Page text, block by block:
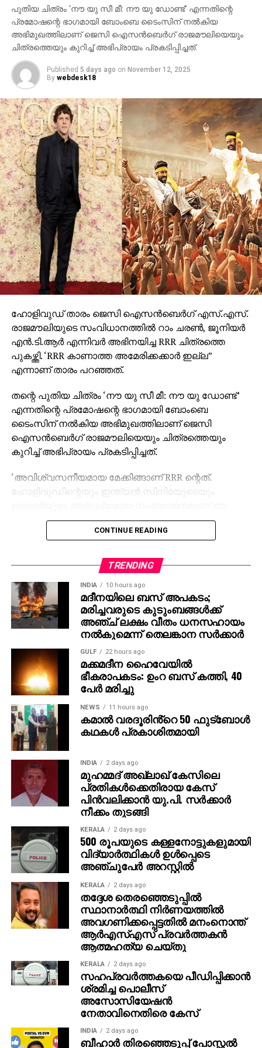
മണികര്‍ണികാ ഘട്ട് തുടങ്ങിയ ഭീമാകാര
ദൃശ്യവിശേഷങ്ങള്‍ അതിശയത്തോടെ
അവതരിപ്പിക്കുന്നു.
കയ്യില്‍ ത്രിശൂലം പിടിച്ച് കാളയുടെ പുറത്ത്
സവാരിയുമായി എത്തുന്ന രുദ്രയായി മഹേഷ്
ബാബുവിന്റെ എന്‍ട്രിയാണ് ട്രെയിലറിന്റെ ഹൈലൈറ്റ്.
അതേപോലെ, വേദിയിലേക്കും മഹേഷ് ബാബു
കാളപ്പുറത്ത് സവാരിയായി എത്തിയപ്പോള്‍ 60,000-
ത്തിലധികം പ്രേക്ഷകര്‍ കൈയ്യടി മുഴക്കി വരവേറ്റു.
ഐമാക്‌സ് ഫോര്‍മാറ്റിലാണ് ഈ ചിത്രം ഒരുക്കുന്നത്.
അതിനാല്‍ തന്നെ തിയേറ്ററുകളില്‍ അത്ഭുതകരമായ
കാഴ്ചാനുഭവം സമ്മാനിക്കുമെന്നുറപ്പ്. ബാഹുബലി,
ഞഞഞ എന്നിവയുടെ സംവിധായകന്‍ രാജമൗലിയുടെ
ഈ ബ്രഹ്‌മാണ്ഡ പ്രോജക്റ്റ് 2027-ല്‍
തിയേറ്ററുകളിലേക്ക് എത്തും.
പുതിയ ചിത്രം ‘നൗ യു സീ മീ: നൗ യു ഡോണ്ട്’ എന്നതിന്റെ
പ്രമോഷന്റെ ഭാഗമായി ബോംബെ ടൈംസിന് നല്‍കിയ
അഭിമുഖത്തിലാണ് ജെസി ഐസന്‍ബെര്‍ഗ് രാജമൗലിയെയും
ചിത്രത്തെയും കുറിച്ച് അഭിപ്രായം പ്രകടിപ്പിച്ചത്.
Published 5 days ago on November 12, 2025
By webdesk18
ഹോളിവുഡ് താരം ജെസി ഐസന്‍ബെര്‍ഗ് എസ്.എസ്.
രാജമൗലിയുടെ സംവിധാനത്തില്‍ റാം ചരണ്‍, ജൂനിയര്‍
എന്‍.ടി.ആര്‍ എന്നിവര്‍ അഭിനയിച്ച RRR ചിത്രത്തെ
പുകഴ്ത്തി. ‘RRR കാണാത്ത അമേരിക്കക്കാര്‍ ഇല്ല”
എന്നാണ് താരം പറഞ്ഞത്.
തന്റെ പുതിയ ചിത്രം ‘നൗ യു സീ മീ: നൗ യു ഡോണ്ട്’
എന്നതിന്റെ പ്രമോഷന്റെ ഭാഗമായി ബോംബെ
ടൈംസിന് നല്‍കിയ അഭിമുഖത്തിലാണ് ജെസി
ഐസന്‍ബെര്‍ഗ് രാജമൗലിയെയും ചിത്രത്തെയും
കുറിച്ച് അഭിപ്രായം പ്രകടിപ്പിച്ചത്.
‘അവിശ്വസനീയമായ മേക്കിങ്ങാണ് RRR ന്റെത്.
ഹോളിവുഡിന്റെയും ഇന്ത്യന്‍ സിനിമയുടെയും
ചിത്രം. RRR കാണാത്ത അമേരിക്കക്കാര്‍ ഇല്ലെന്നതാണ്
എന്റെ വിശ്വാസം,” – ജെസി ഐസന്‍ബെര്‍ഗ് പറഞ്ഞു.
താന്‍ ഇതുവരെ ഇന്ത്യ സന്ദര്‍ശിച്ചിട്ടില്ല എങ്കിലും
നേപ്പാളില്‍ എത്തിയിട്ടുണ്ടെന്നും, നേപ്പാളിന്
ഇന്ത്യയോട് സാമ്യമുണ്ടെന്ന് തോന്നിയെന്നും താരം
കൂട്ടിച്ചേര്‍ത്തു.
രാജമൗലിയുടെ മുമ്പത്തെ ഹിറ്റ് ചിത്രങ്ങളായ
ബാഹുബലി 1, 2 എന്നിവ ഇന്ത്യന്‍ സിനിമയുടെ പുതിയ
ചരിത്രം രചിച്ചതാണ്. എന്നാല്‍ RRR അതിനെ മറികടന്ന്
ലോകമൊട്ടാകെ ഇന്ത്യന്‍ സിനിമയുടെ മാനം
ഉയര്‍ത്തിയ ചിത്രമായി മാറി. ജെയിംസ് കാമറൂണ്‍,
സ്റ്റീഫന്‍ സ്പില്‍ബെര്‍ഗ്, ക്രിസ് ഹെംസ്വര്‍ത്ത്
തുടങ്ങിയ ഹോളിവുഡ് പ്രതിഭകളും ചിത്രത്തെ
പുകഴ്ത്തിയിരുന്നു.
ഇതിനിടെ, രാജമൗലി ഇപ്പോള്‍ മഹേഷ് ബാബു
നായകനായും പൃഥ്വിരാജ് സുകുമാരന്‍ വില്ലനായും
എത്തുന്ന പുതിയ ചിത്രത്തിന്റെ ഒരുക്കങ്ങളിലാണ്.
അതേസമയം, ബാഹുബലി ഒന്നും രണ്ടും ഭാഗങ്ങളും
ചേര്‍ത്ത ‘ദി എപ്പിക്ക്’ തിയറ്ററുകളില്‍ ആവേശം
സൃഷ്ടിച്ചുകൊണ്ടിരിക്കുകയാണ്.
CONTINUE READING
TRENDING
INDIA 10 hours ago
മദീനയിലെ ബസ് അപകടം;
മരിച്ചവരുടെ കുടുംബങ്ങള്‍ക്ക്
അഞ്ച് ലക്ഷം വീതം ധനസഹായം
നല്‍കുമെന്ന് തെലങ്കാന സര്‍ക്കാര്‍
GULF 22 hours ago
മക്കമദീന ഹൈവേയില്‍
ഭീകരാപകടം: ഉംറ ബസ് കത്തി, 40
പേര്‍ മരിച്ചു
NEWS 11 hours ago
കമാൽ വരദൂരിൻ്റെ 50 ഫുട്ബോൾ
കഥകൾ പ്രകാശിതമായി
INDIA 2 days ago
മുഹമ്മദ് അഖ്‌ലാഖ് കേസിലെ
പ്രതികള്‍ക്കെതിരായ കേസ്
പിന്‍വലിക്കാന്‍ യു.പി. സര്‍ക്കാര്‍
നീക്കം തുടങ്ങി
KERALA 2 days ago
500 രൂപയുടെ കള്ളനോട്ടുകളുമായി
വിദ്യാര്‍ത്ഥികള്‍ ഉള്‍പ്പെടെ
അഞ്ചുപേര്‍ അറസ്റ്റില്‍
KERALA 2 days ago
തദ്ദേശ തെരഞ്ഞെടുപ്പില്‍
സ്ഥാനാര്‍ത്ഥി നിര്‍ണയത്തില്‍
അവഗണിക്കപ്പെട്ടതില്‍ മനംനൊന്ത്
ആര്‍എസ്എസ് പ്രവര്‍ത്തകന്‍
ആത്മഹത്യ ചെയ്തു
KERALA 2 days ago
സഹപ്രവര്‍ത്തകയെ പീഡിപ്പിക്കാന്‍
ശ്രമിച്ച പൊലീസ്
അസോസിയേഷന്‍
നേതാവിനെതിരെ കേസ്
INDIA 2 days ago
ബീഹാർ തിരഞ്ഞെടുപ്പ് പോസ്റ്റൽ